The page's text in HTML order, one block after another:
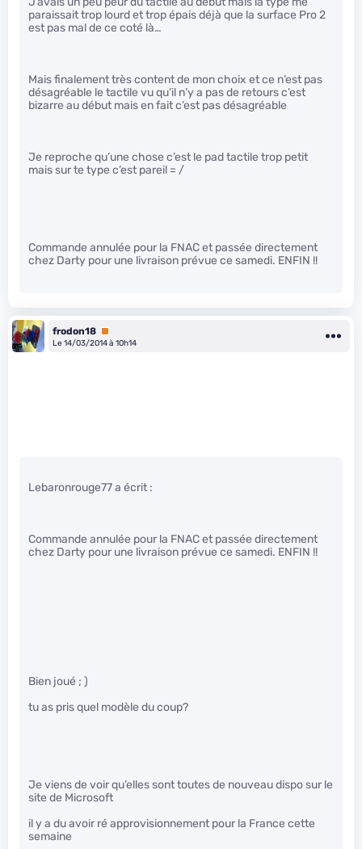
paraissait trop lourd et trop épais déjà que la surface Pro 2
est pas mal de ce coté là…
Mais finalement très content de mon choix et ce n’est pas
désagréable le tactile vu qu’il n’y a pas de retours c’est
bizarre au début mais en fait c’est pas désagréable
Je reproche qu’une chose c’est le pad tactile trop petit
mais sur te type c’est pareil = /
Commande annulée pour la FNAC et passée directement
chez Darty pour une livraison prévue ce samedi. ENFIN !!
frodon18 Premium
Le 14/03/2014 à 10h14
Lebaronrouge77 a écrit :
Commande annulée pour la FNAC et passée directement
chez Darty pour une livraison prévue ce samedi. ENFIN !!
Bien joué ; )
tu as pris quel modèle du coup?
Je viens de voir qu’elles sont toutes de nouveau dispo sur le
site de Microsoft
il y a du avoir ré approvisionnement pour la France cette
semaine